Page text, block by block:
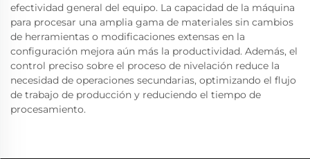
efectividad general del equipo. La capacidad de la máquina
para procesar una amplia gama de materiales sin cambios
de herramientas o modificaciones extensas en la
configuración mejora aún más la productividad. Además, el
control preciso sobre el proceso de nivelación reduce la
necesidad de operaciones secundarias, optimizando el flujo
de trabajo de producción y reduciendo el tiempo de
procesamiento.